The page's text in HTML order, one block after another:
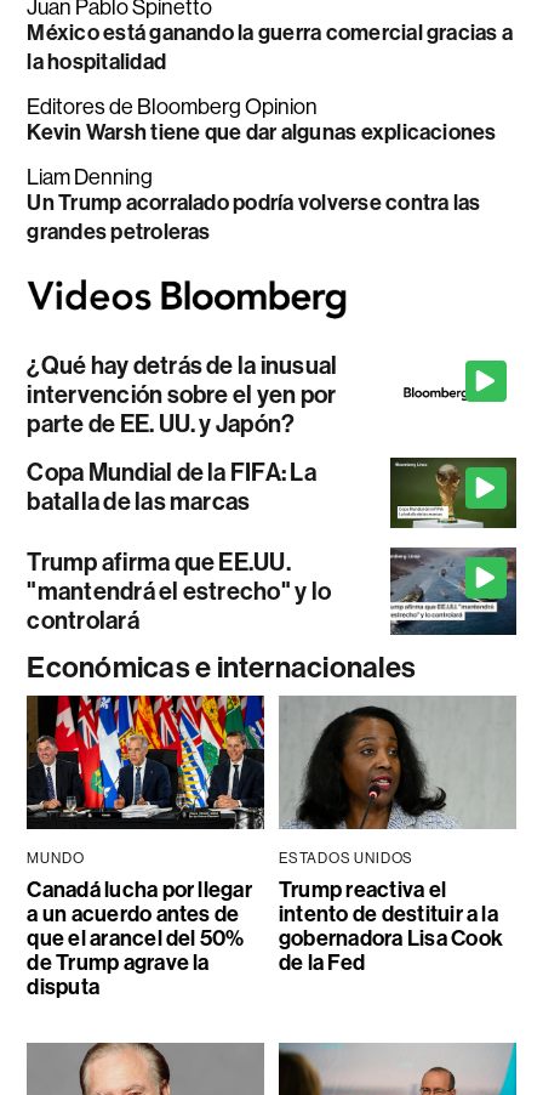
Juan Pablo Spinetto
México está ganando la guerra comercial gracias a
la hospitalidad
Editores de Bloomberg Opinion
Kevin Warsh tiene que dar algunas explicaciones
Liam Denning
Un Trump acorralado podría volverse contra las
grandes petroleras
¿Qué hay detrás de la inusual
intervención sobre el yen por
parte de EE. UU. y Japón?
Copa Mundial de la FIFA: La
batalla de las marcas
Trump afirma que EE.UU.
"mantendrá el estrecho" y lo
controlará
Económicas e internacionales
MUNDO
Canadá lucha por llegar
a un acuerdo antes de
que el arancel del 50%
de Trump agrave la
disputa
ESTADOS UNIDOS
Trump reactiva el
intento de destituir a la
gobernadora Lisa Cook
de la Fed